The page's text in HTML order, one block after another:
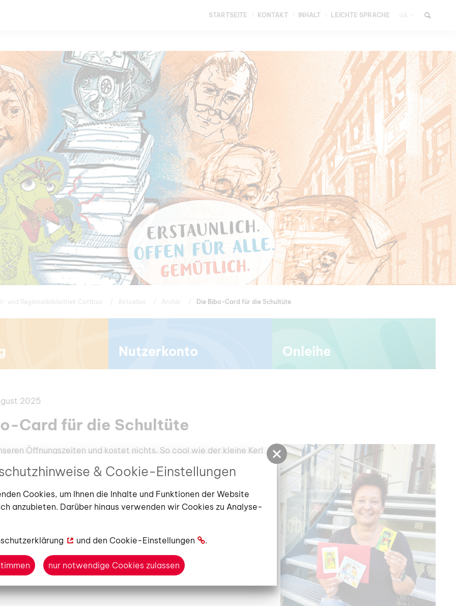
STARTSEITE KONTAKT INHALT LEICHTE SPRACHE
Die Bibo-Card für die Schultüte
Nutzerkonto Onleihe
2025
Card für die Schultüte
Öffnungszeiten und kostet nichts. So cool wie der kleine Kerl
aussieht, so cool ist es auch bei uns. Und das Beste: Lieblings-
Geschichten und Musik auf CD und Spiele können von den
selbst ausgeliehen werden. Auch Tonies, Tiptoi-Medien, LÜK,
und Konsolenspiele gehören zum Bestand. Bei Abholung der
Platz im Erdgeschoss gibt es ein Pixi-Büchlein, kleine
und Infos zur Bibliotheksnutzung.
auf alle neuen Bibo-Welt-Entdecker!
& Cookie-Einstellungen
Cookies, um Ihnen die Inhalte und Funktionen der Website
anzubieten. Darüber hinaus verwenden wir Cookies zu Analyse-
und den Cookie-Einstellungen .
nur notwendige Cookies zulassen